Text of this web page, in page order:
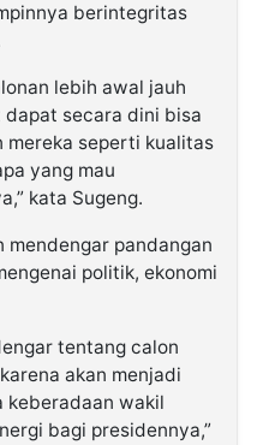
berintegritas
lebih awal jauh
secara dini bisa
mereka seperti kualitas
yang mau
kata Sugeng.
pandangan
politik, ekonomi
tentang calon
akan menjadi
keberadaan wakil
bagi presidennya,”